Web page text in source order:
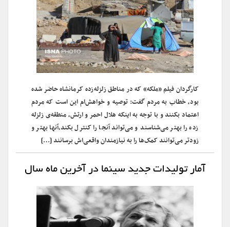
کارگردان فیلم «ملکه» که در مناطق زلزله‌زده کرمانشاه حاضر شده
بود، خطاب به مردم گفت: توصیه و خواهش‌ام این است که مردم
اعتماد بکنند و با توجه به اینکه هلال احمر و ارتش، منطقه‌ی زلزله
زده را بهتر می‌شناسند و می‌تواند آنجا را کنترل بکند،آنها بهتر و
زودتر می‌توانند کمک‌ها را به نیازمندان واقعی‌اش برسانند […]
آمار تولیدات جدید سینما در آخرین ماه سال